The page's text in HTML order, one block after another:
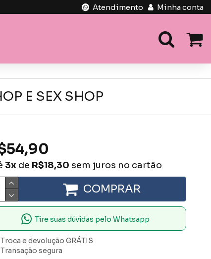
Atendimento Minha conta
E SEX SHOP
3xde R$18,30 sem juros no cartão
COMPRAR
Tire suas dúvidas pelo Whatsapp
Troca e devolução GRÁTIS
Transação segura